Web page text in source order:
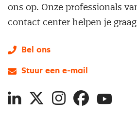
ons op. Onze professionals
contact center helpen je
Bel ons
Stuur een e-mail
LinkedIn
X InstagramFacebookYouTube